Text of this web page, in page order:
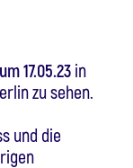
17.05.23 in
zu sehen.
und die